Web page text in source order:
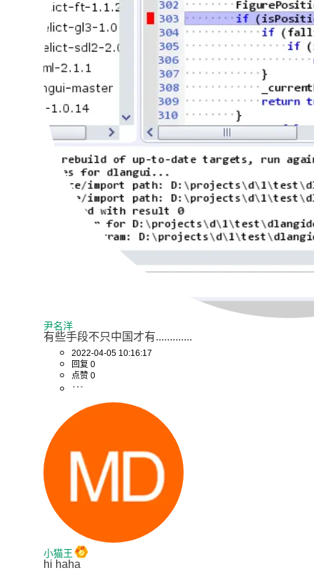
尹名洋
有些手段不只中国才有.............
2022-04-05 10:16:17
回复 0
点赞 0
小猫王
hi haha